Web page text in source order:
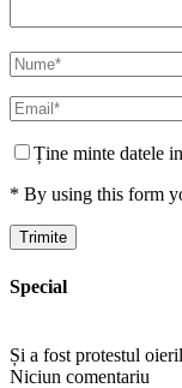
Ține minte datele
* By using this form
Special
Și a fost protestul
Niciun comentariu